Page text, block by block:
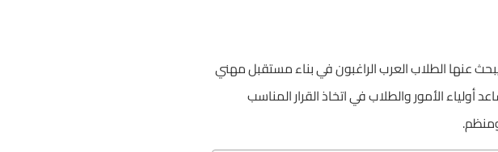
عنها الطلاب العرب الراغبون في بناء مستقبل مهني
الأمور والطلاب في اتخاذ القرار المناسب